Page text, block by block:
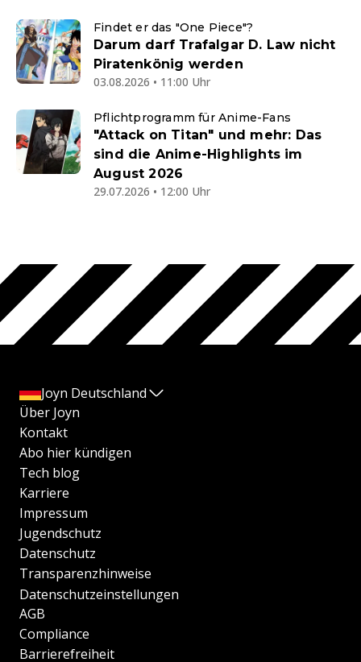
Findet er das "One Piece"?
Darum darf Trafalgar D. Law nicht
Piratenkönig werden
03.08.2026 • 11:00 Uhr
Pflichtprogramm für Anime-Fans
"Attack on Titan" und mehr: Das
sind die Anime-Highlights im
August 2026
29.07.2026 • 12:00 Uhr
Joyn Deutschland
Über Joyn
Kontakt
Abo hier kündigen
Tech blog
Karriere
Impressum
Jugendschutz
Datenschutz
Transparenzhinweise
Datenschutzeinstellungen
AGB
Compliance
Barrierefreiheit